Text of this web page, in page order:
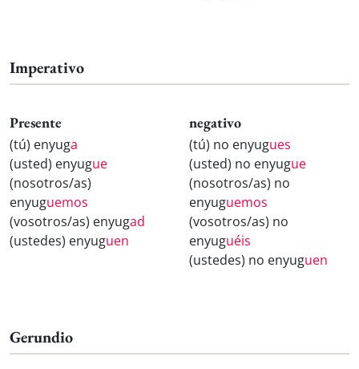
Imperativo
Presente
(tú) enyuga
(usted) enyugue
(nosotros/as)
enyuguemos
(vosotros/as) enyugad
(ustedes) enyuguen
negativo
(tú) no enyugues
(usted) no enyugue
(nosotros/as) no
enyuguemos
(vosotros/as) no
enyuguéis
(ustedes) no enyuguen
Gerundio